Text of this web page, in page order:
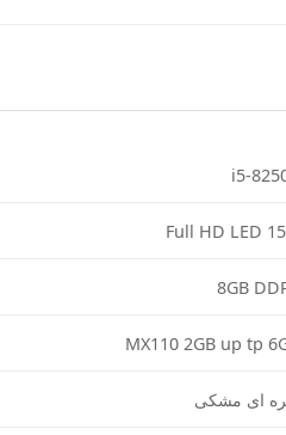
i5-
15.6
8GB
MX110 2GB up tp
ای مشکی